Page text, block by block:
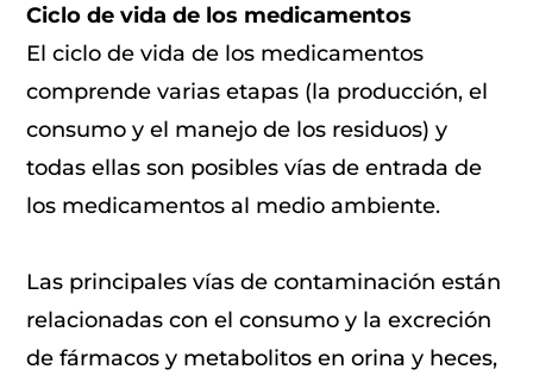
Ciclo de vida de los medicamentos
El ciclo de vida de los medicamentos
comprende varias etapas (la producción, el
consumo y el manejo de los residuos) y
todas ellas son posibles vías de entrada de
los medicamentos al medio ambiente.
Las principales vías de contaminación están
relacionadas con el consumo y la excreción
de fármacos y metabolitos en orina y heces,